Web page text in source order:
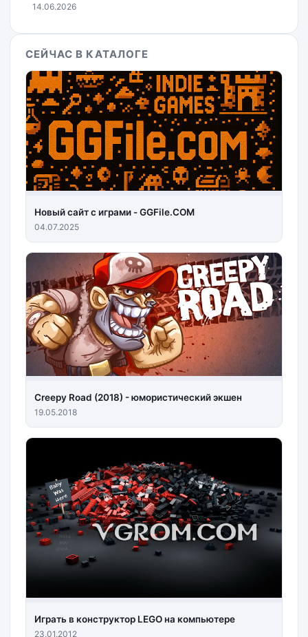
14.06.2026
СЕЙЧАС В КАТАЛОГЕ
Новый сайт с играми - GGFile.COM
04.07.2025
Creepy Road (2018) - юмористический экшен
19.05.2018
Играть в конструктор LEGO на компьютере
23.01.2012